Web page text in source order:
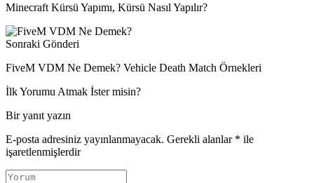
Minecraft Kürsü Yapımı, Kürsü Nasıl Yapılır?
Sonraki Gönderi
FiveM VDM Ne Demek? Vehicle Death Match Örnekleri
İlk Yorumu Atmak İster misin?
Bir yanıt yazın
E-posta adresiniz yayınlanmayacak. Gerekli alanlar * ile
işaretlenmişlerdir